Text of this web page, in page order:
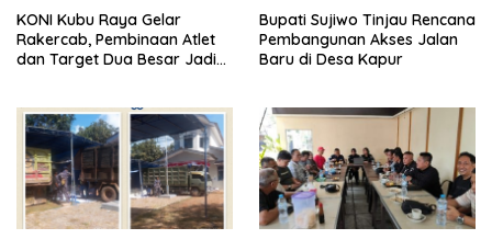
KONI Kubu Raya Gelar
Rakercab, Pembinaan Atlet
dan Target Dua Besar Jadi
Bupati Sujiwo Tinjau Rencana
Pembangunan Akses Jalan
Baru di Desa Kapur